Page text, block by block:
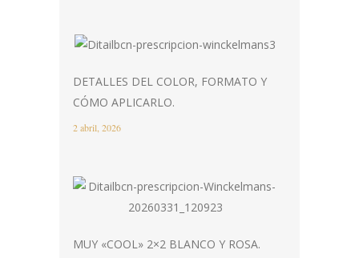
DETALLES DEL COLOR, FORMATO Y
CÓMO APLICARLO.
2 abril, 2026
MUY «COOL» 2×2 BLANCO Y ROSA.